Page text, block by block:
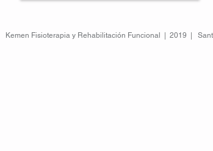
Kemen Fisioterapia y Rehabilitación Funcional | 2019 |